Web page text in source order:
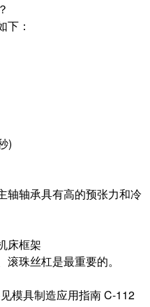
下：
)
轴轴承具有高的预张力和冷
床框架
珠丝杠是最重要的。
模具制造应用指南 C-112